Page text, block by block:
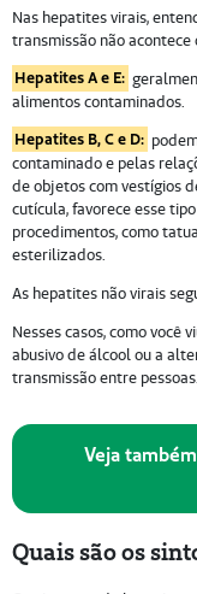
Nas hepatites virais,
transmissão não acontece
Hepatites A e E:
alimentos contaminados.
Hepatites B, C e D:
contaminado e pelas
de objetos com vestígios
cutícula, favorece esse
procedimentos, como
esterilizados.
As hepatites não virais
Nesses casos, como você
abusivo de álcool ou a
transmissão entre pessoas.
Veja
Quais são os